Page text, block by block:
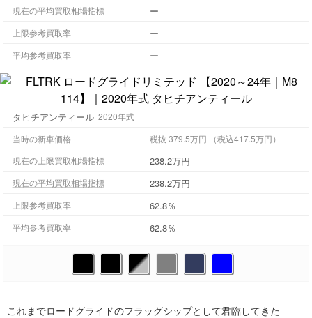
現在の平均買取相場指標 ー
上限参考買取率 ー
平均参考買取率 ー
タヒチアンティール 2020年式
当時の新車価格
税抜 379.5万円 （税込417.5万円）
現在の上限買取相場指標
238.2万円
現在の平均買取相場指標 238.2万円
上限参考買取率 62.8％
平均参考買取率 62.8％
これまでロードグライドのフラッグシップとして君臨してきた